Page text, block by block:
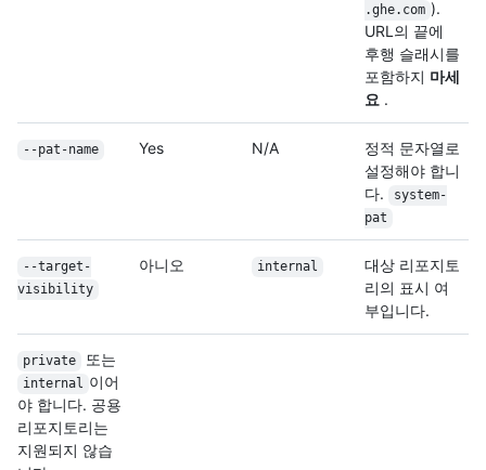
.ghe.com ).
URL의 끝에
후행 슬래시를
포함하지 마세
요 .
--pat-name Yes N/A
정적 문자열로
설정해야 합니
다.
system-
pat
--target-
visibility
아니오 internal
대상 리포지토
리의 표시 여
부입니다.
private 또는
internal 이어
야 합니다. 공용
리포지토리는
지원되지 않습